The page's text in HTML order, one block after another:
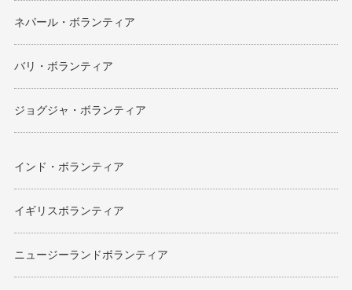
ネパール・ボランティア
バリ・ボランティア
ジョグジャ・ボランティア
インド・ボランティア
イギリスボランティア
ニュージーランドボランティア